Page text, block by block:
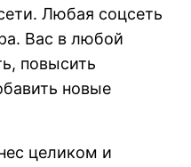
Любая соцсеть
Вас в любой
повысить
новые
целиком и